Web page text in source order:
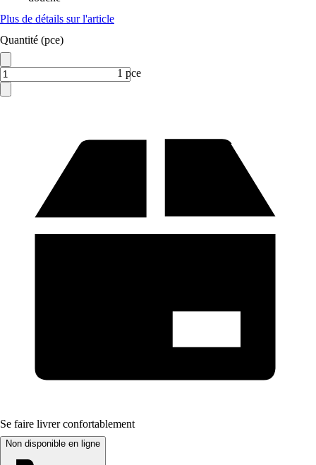
Plus de détails sur l'article
Quantité (pce)
1 pce
Se faire livrer confortablement
Non disponible en ligne